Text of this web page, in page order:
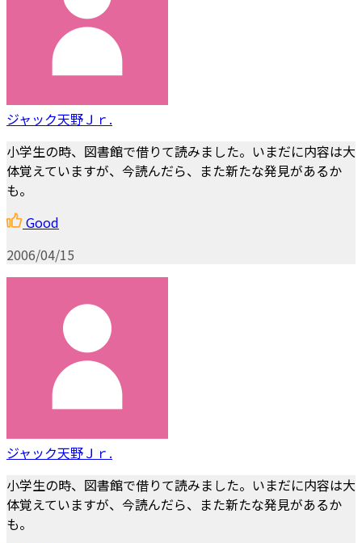
ジャック天野Ｊｒ.
小学生の時、図書館で借りて読みました。いまだに内容は大
体覚えていますが、今読んだら、また新たな発見があるか
も。
Good
2006/04/15
ジャック天野Ｊｒ.
小学生の時、図書館で借りて読みました。いまだに内容は大
体覚えていますが、今読んだら、また新たな発見があるか
も。